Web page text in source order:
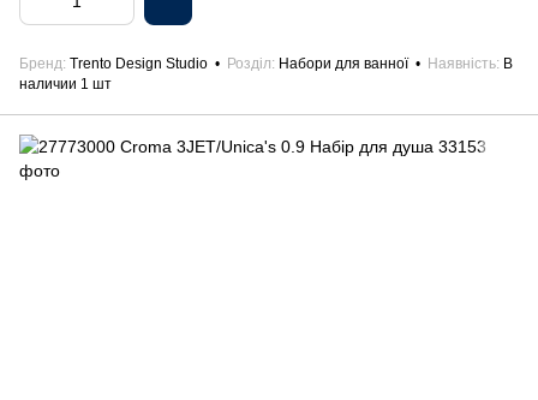
Бренд Trento Design Studio Розділ Набори для ванної Наявність В
наличии 1 шт